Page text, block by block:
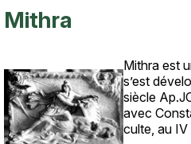
Mithra
Mithra est
s’est
siècle
avec
culte, au IV